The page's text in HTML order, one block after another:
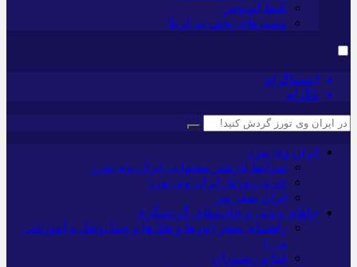
بلیط اتوبوس
مسیرهای نجف به کربلا
اینستاگرام
تلگرام
ایران وی تورز
شرایط بازنشر محتوا در ایران وی تورز
خرید رپورتاژ ایران وی تورز
ایران سفر تور
جاهای دیدنی و جاذبه‌های گردشگری
راهنمای سفر (تورها و هتل‌ها و حمل‌و‌نقل و آموزشی
و…)
غذا و رستوران